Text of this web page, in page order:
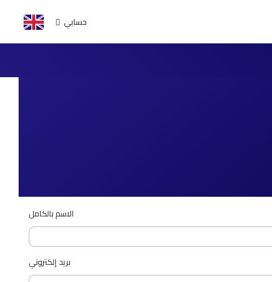
حسابي
الاسم بالكامل
بريد إلكتروني